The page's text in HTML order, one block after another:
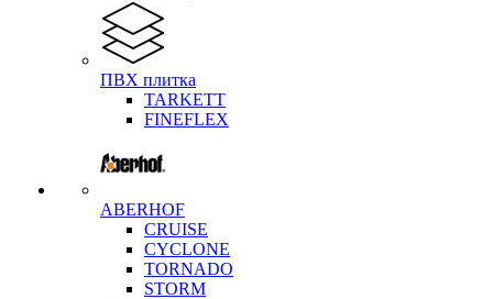
ПВХ плитка
TARKETT
FINEFLEX
ABERHOF
CRUISE
CYCLONE
TORNADO
STORM